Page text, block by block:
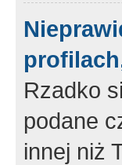
Rzadko
podane
innej niż